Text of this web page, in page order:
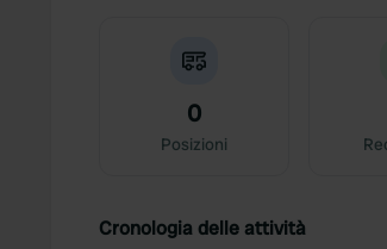
0
Posizioni
Cronologia delle attività